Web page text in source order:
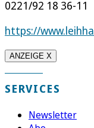
0221/92 18 36-11
https://
ANZEIGE X
SERVICES
Newsletter